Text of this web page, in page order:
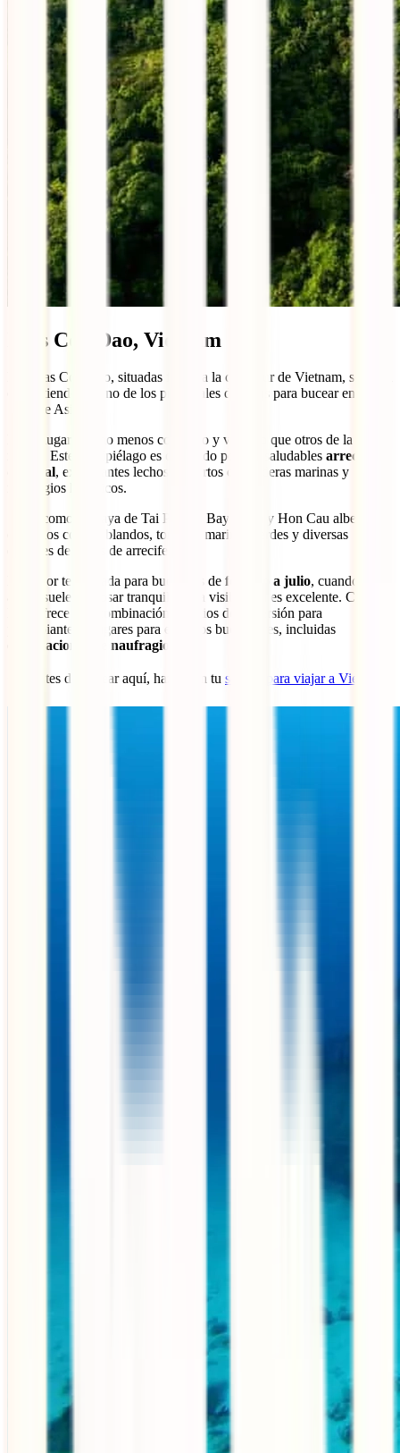
Islas Con Dao, Vietnam
Las islas Con Dao, situadas frente a la costa sur de Vietnam, se están
convirtiendo en uno de los principales destinos para bucear en el
Sudeste Asiático.
Es un lugar mucho menos conocido y visitado que otros de la
región. Este archipiélago es conocido por sus saludables arrecifes
de coral, exuberantes lechos cubiertos de praderas marinas y
naufragios históricos.
Sitios como la playa de Tai Phong, Bay Canh y Hon Cau albergan
coloridos corales blandos, tortugas marinas verdes y diversas
especies de peces de arrecife.
La mejor temporada para bucear es de febrero a julio, cuando las
aguas suelen reposar tranquilas y la visibilidad es excelente. Con
Dao ofrece una combinación de sitios de inmersión para
principiantes y lugares para expertos buceadores, incluidas
exploraciones de naufragios
🐟 Antes de bucear aquí, hazte con tu seguro para viajar a Vietnam